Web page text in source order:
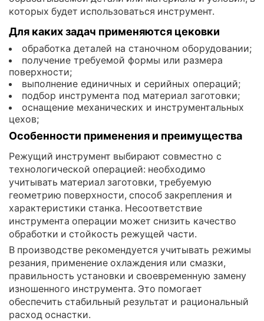
которых будет использоваться инструмент.
Для каких задач применяются цековки
обработка деталей на станочном оборудовании;
получение требуемой формы или размера
поверхности;
выполнение единичных и серийных операций;
подбор инструмента под материал заготовки;
оснащение механических и инструментальных
цехов;
Особенности применения и преимущества
Режущий инструмент выбирают совместно с
технологической операцией: необходимо
учитывать материал заготовки, требуемую
геометрию поверхности, способ закрепления и
характеристики станка. Несоответствие
инструмента операции может снизить качество
обработки и стойкость режущей части.
В производстве рекомендуется учитывать режимы
резания, применение охлаждения или смазки,
правильность установки и своевременную замену
изношенного инструмента. Это помогает
обеспечить стабильный результат и рациональный
расход оснастки.